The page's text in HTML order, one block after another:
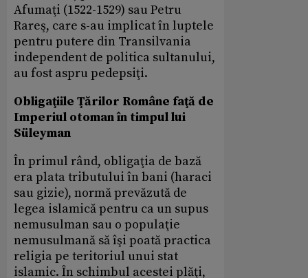
Afumaţi (1522-1529) sau Petru
Rareş, care s-au implicat în luptele
pentru putere din Transilvania
independent de politica sultanului,
au fost aspru pedepsiţi.
Obligaţiile Ţărilor Române faţă de
Imperiul otoman în timpul lui
Süleyman
În primul rând, obligaţia de bază
era plata tributului în bani (haraci
sau gizie), normă prevăzută de
legea islamică pentru ca un supus
nemusulman sau o populaţie
nemusulmană să îşi poată practica
religia pe teritoriul unui stat
islamic. În schimbul acestei plăţi,